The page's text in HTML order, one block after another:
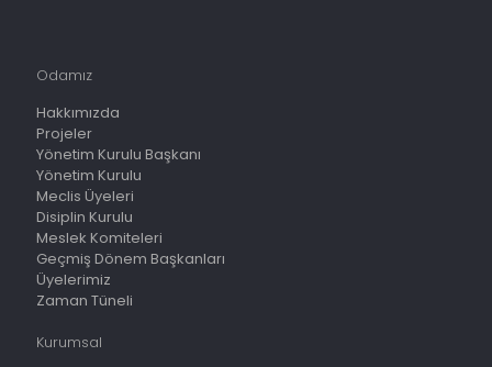
Odamız
Hakkımızda
Projeler
Yönetim Kurulu Başkanı
Yönetim Kurulu
Meclis Üyeleri
Disiplin Kurulu
Meslek Komiteleri
Geçmiş Dönem Başkanları
Üyelerimiz
Zaman Tüneli
Kurumsal